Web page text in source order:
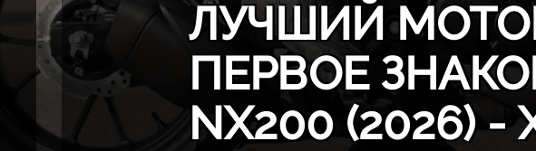
ЛУЧШИЙ
ПЕРВОЕ
NX200 (2026)